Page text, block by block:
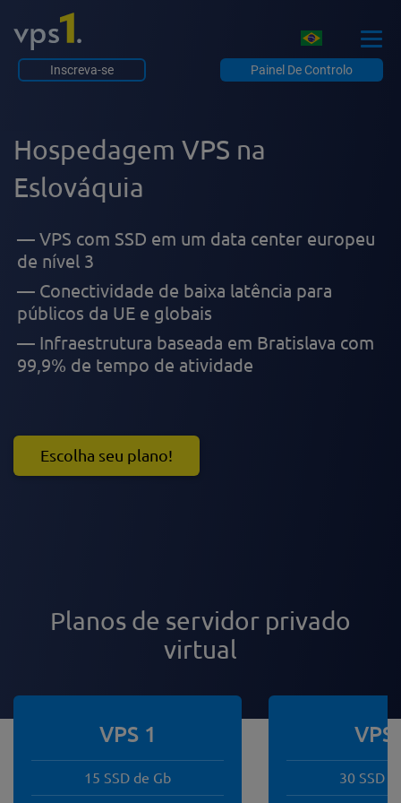
Inscreva-se Painel De Controlo
Hospedagem VPS na
Eslováquia
VPS com SSD em um data center europeu
de nível 3
Conectividade de baixa latência para
públicos da UE e globais
Infraestrutura baseada em Bratislava com
99,9% de tempo de atividade
Escolha seu plano!
Planos de servidor privado
virtual
VPS 1
15 SSD de Gb
VPS
30 SSD